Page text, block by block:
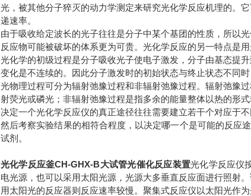
光，被其他分子猝灭的动力学测定来研究光化学反应机理的。
递速率。
由于吸收给定波长的光子往往是分子中某个基团的性质，所以
反应物可能被破坏的体系更为可贵。光化学反应的另一特点是用
光化学的初级过程是分子吸收光子使电子激发，分子由基态提
变化是不连续的。因此分子激发时的初始状态与终止状态不同
光物理过程可分为辐射弛豫过程和非辐射弛豫过程。辐射弛豫
射荧光或磷光；非辐射弛豫过程是指多余的能量整体以热的形式
决定一个光化学反应仪的真正途径往往需要建立若干个对应于
然后考察实验结果的相符合程度，以决定哪一个是可能的反应
试剂。
光化学反应釜CH-GHX-B大试管光催化反应装置光化学反应仪
电光源，也可以采用太阳光源，光源大多垂直反应面进行照射
用太阳光的反应器则反应速率较慢。聚集式反应仪以太阳光作